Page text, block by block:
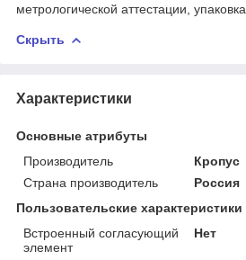
метрологической аттестации, упаковка.
Скрыть
Характеристики
Основные атрибуты
Производитель
Кропус
Страна производитель
Россия
Пользовательские характеристики
Встроенный согласующий
элемент
Нет